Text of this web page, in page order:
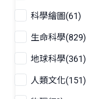
科學繪圖(61)
生命科學(829)
地球科學(361)
人類文化(151)